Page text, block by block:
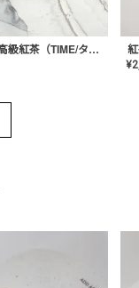
オリジナル高級紅茶（TIME/タイム）【ギフト/プチギフト/プレゼント/内祝い/結婚式/オリジナル配合/高品質/ハーブティー/茶葉/記念日/お返し/手土産/美容/おしゃれ】
¥